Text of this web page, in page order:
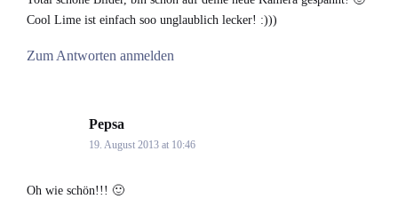
Cool Lime ist einfach soo unglaublich lecker! :)))
Zum Antworten anmelden
Pepsa
19. August 2013 at 10:46
Oh wie schön!!! 🙂